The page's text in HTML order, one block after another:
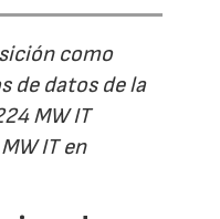
como
de datos de la
MW IT
IT en